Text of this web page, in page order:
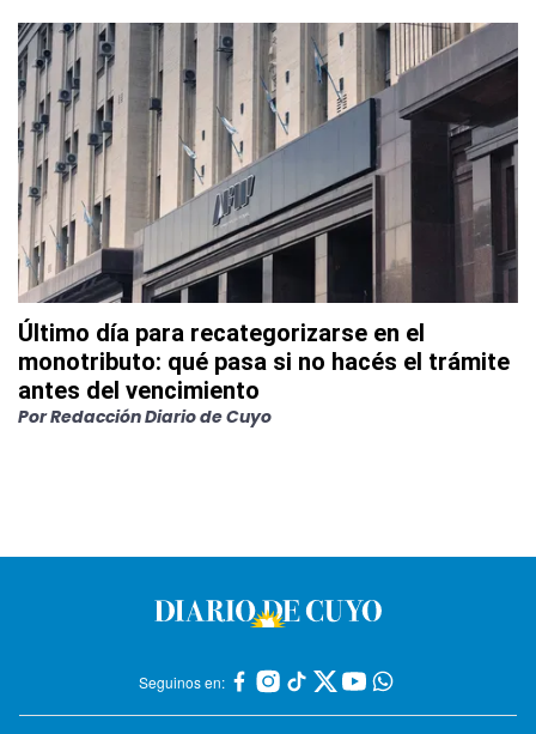
Último día para recategorizarse en el
monotributo: qué pasa si no hacés el trámite
antes del vencimiento
PorRedacción Diario de Cuyo
Seguinos en: